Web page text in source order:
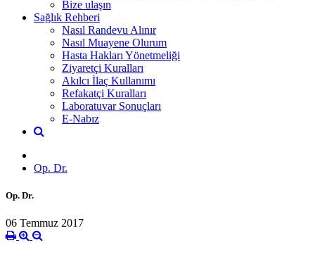
Bize ulaşın
Sağlık Rehberi
Nasıl Randevu Alınır
Nasıl Muayene Olurum
Hasta Hakları Yönetmeliği
Ziyaretçi Kuralları
Akılcı İlaç Kullanımı
Refakatçi Kuralları
Laboratuvar Sonuçları
E-Nabız
Op. Dr.
Op. Dr.
06 Temmuz 2017